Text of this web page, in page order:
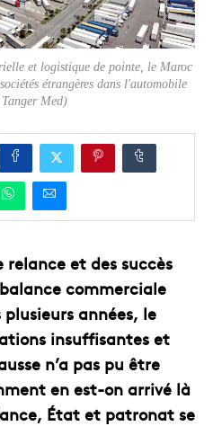
et logistique de pointe, le Maroc
étrangères dans l'automobile
Med)
relance et des succès
commerciale
années, le
insuffisantes et
n’a pas pu être
en est-on arrivé là
État et patronat se